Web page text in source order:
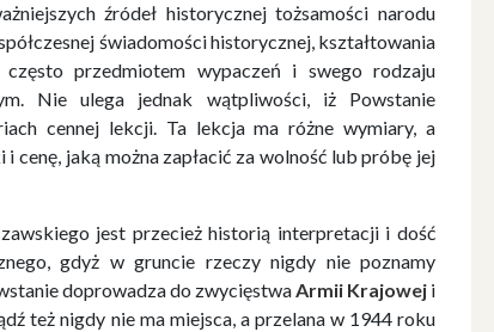
źródeł historycznej tożsamości narodu
świadomości historycznej, kształtowania
przedmiotem wypaczeń i swego rodzaju
Nie ulega jednak wątpliwości, iż Powstanie
cennej lekcji. Ta lekcja ma różne wymiary, a
jaką można zapłacić za wolność lub próbę jej
jest przecież historią interpretacji i dość
gdyż w gruncie rzeczy nigdy nie poznamy
doprowadza do zwycięstwaArmii Krajoweji
też nigdy nie ma miejsca, a przelana w 1944 roku